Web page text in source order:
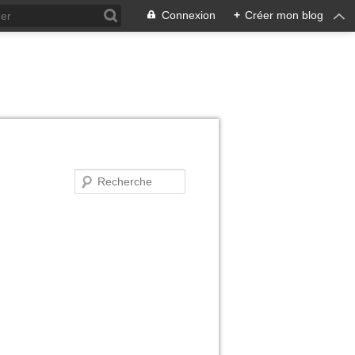
Connexion + Créer mon blog